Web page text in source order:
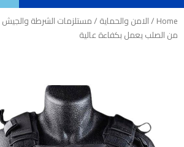
Home
/الامن والحماية /مستلزمات الشرطة والجيش
من الصلب يعمل بكفاءة عالية